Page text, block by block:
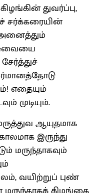
துவர்ப்பு,
சர்க்கரையின்
அனைத்தும்
எதையும்
முடியும்.
ஆயுதமாக
இருந்து
மருந்தாகவும்
வயிற்றுப் புண்